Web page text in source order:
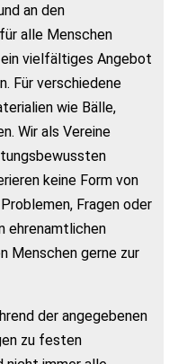
an den
für alle Menschen
vielfältiges Angebot
Für verschiedene
wie Bälle,
Wir als Vereine
keine Form von
Fragen oder
ehrenamtlichen
Menschen gerne zur
der angegebenen
zu festen